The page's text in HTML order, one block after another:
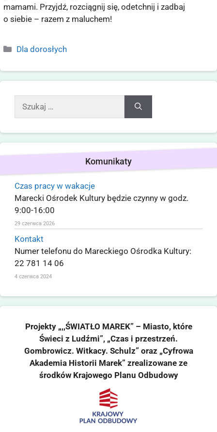
mamami. Przyjdź, rozciągnij się, odetchnij i zadbaj
o siebie – razem z maluchem!
Dla dorosłych
Komunikaty
Czas pracy w wakacje
Marecki Ośrodek Kultury będzie czynny w godz.
9:00-16:00
29 czerwca 2026
Kontakt
Numer telefonu do Mareckiego Ośrodka Kultury:
22 781 14 06
4 czerwca 2024
Projekty „,,ŚWIATŁO MAREK” – Miasto, które
Świeci z Ludźmi”, „Czas i przestrzeń.
Gombrowicz. Witkacy. Schulz” oraz „Cyfrowa
Akademia Historii Marek” zrealizowane ze
środków Krajowego Planu Odbudowy